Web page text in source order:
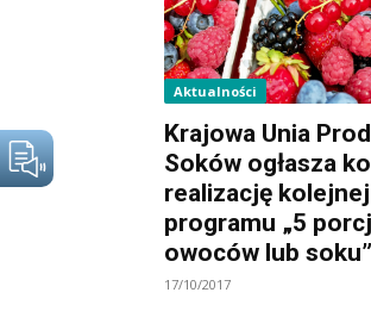
Aktualności
Krajowa Unia
Soków ogłasza
realizację
programu „5
owoców lub soku”
17/10/2017